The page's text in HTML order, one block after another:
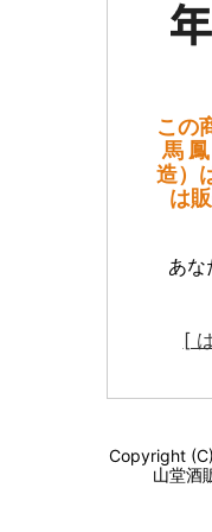
この
馬
造）
は
あな
[
Copyright
山堂酒